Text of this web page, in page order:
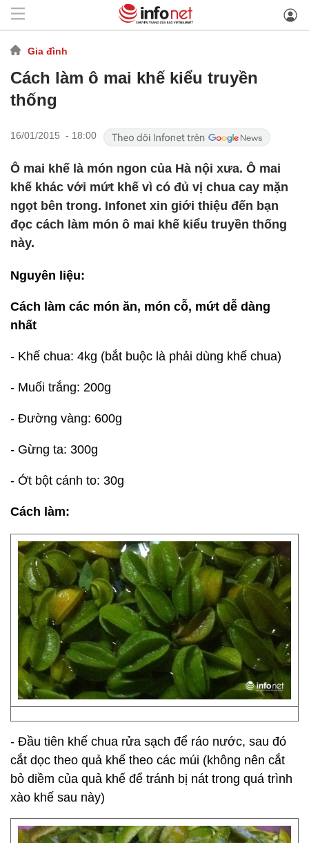
Gia đình
Cách làm ô mai khế kiểu truyền
thống
16/01/2015 - 18:00
Ô mai khế là món ngon của Hà nội xưa. Ô mai
khế khác với mứt khế vì có đủ vị chua cay mặn
ngọt bên trong. Infonet xin giới thiệu đến bạn
đọc cách làm món ô mai khế kiểu truyền thống
này.
Nguyên liệu:
Cách làm các món ăn, món cỗ, mứt dễ dàng
nhất
- Khế chua: 4kg (bắt buộc là phải dùng khế chua)
- Muối trắng: 200g
- Đường vàng: 600g
- Gừng ta: 300g
- Ớt bột cánh to: 30g
Cách làm:
- Đầu tiên khế chua rửa sạch để ráo nước, sau đó
cắt dọc theo quả khế theo các múi (không nên cắt
bỏ diềm của quả khế để tránh bị nát trong quá trình
xào khế sau này)